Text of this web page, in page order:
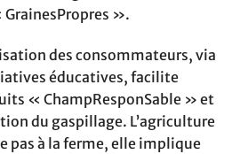
».
des consommateurs, via
éducatives, facilite
« ChampResponSable » et
du gaspillage. L’agriculture
pas à la ferme, elle implique